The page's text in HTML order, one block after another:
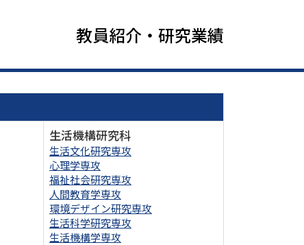
教員紹介・研究業績
生活機構研究科
生活文化研究専攻
心理学専攻
福祉社会研究専攻
人間教育学専攻
環境デザイン研究専攻
生活科学研究専攻
生活機構学専攻